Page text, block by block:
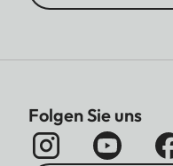
Folgen Sie uns